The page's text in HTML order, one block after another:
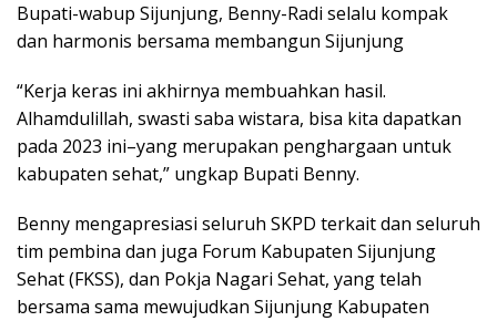
Bupati-wabup Sijunjung, Benny-Radi selalu kompak
dan harmonis bersama membangun Sijunjung
“Kerja keras ini akhirnya membuahkan hasil.
Alhamdulillah, swasti saba wistara, bisa kita dapatkan
pada 2023 ini–yang merupakan penghargaan untuk
kabupaten sehat,” ungkap Bupati Benny.
Benny mengapresiasi seluruh SKPD terkait dan seluruh
tim pembina dan juga Forum Kabupaten Sijunjung
Sehat (FKSS), dan Pokja Nagari Sehat, yang telah
bersama sama mewujudkan Sijunjung Kabupaten